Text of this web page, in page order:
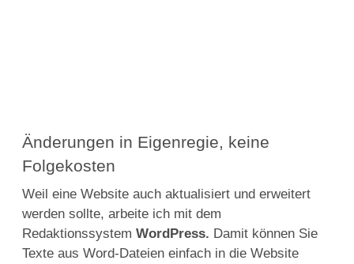
Änderungen in Eigenregie, keine
Folgekosten
Weil eine Website auch aktualisiert und erweitert
werden sollte, arbeite ich mit dem
Redaktionssystem WordPress. Damit können Sie
Texte aus Word-Dateien einfach in die Website